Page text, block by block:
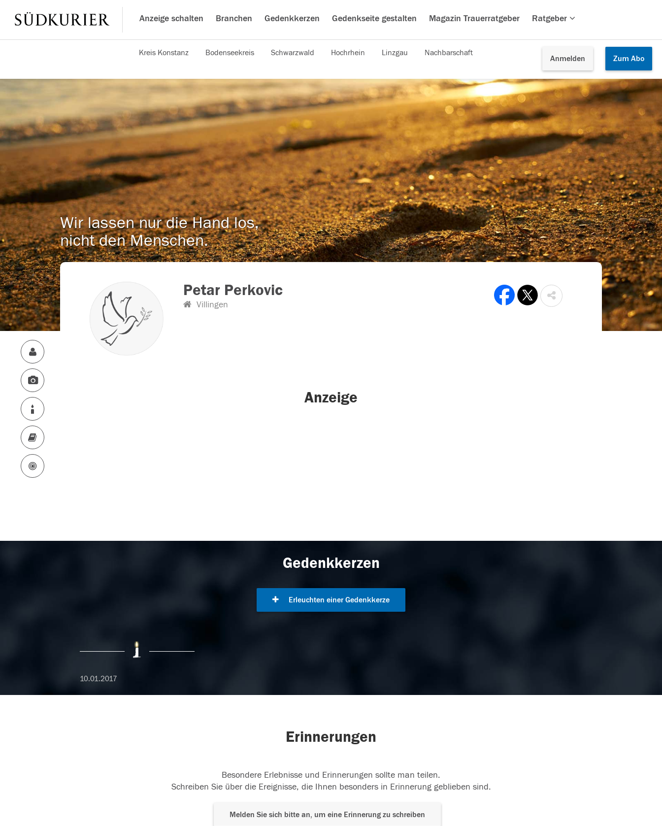
Anzeige schalten Branchen Gedenkkerzen Gedenkseite gestalten Magazin Trauerratgeber Ratgeber
Anmelden Zum Abo
Kreis Konstanz Bodenseekreis Schwarzwald Hochrhein Linzgau Nachbarschaft
Wir lassen nur die Hand los,
nicht den Menschen.
Petar Perkovic
Villingen
Anzeige
Gedenkkerzen
Erleuchten einer Gedenkkerze
10.01.2017
Erinnerungen
Besondere Erlebnisse und Erinnerungen sollte man teilen.
Schreiben Sie über die Ereignisse, die Ihnen besonders in Erinnerung geblieben sind.
Melden Sie sich bitte an, um eine Erinnerung zu schreiben